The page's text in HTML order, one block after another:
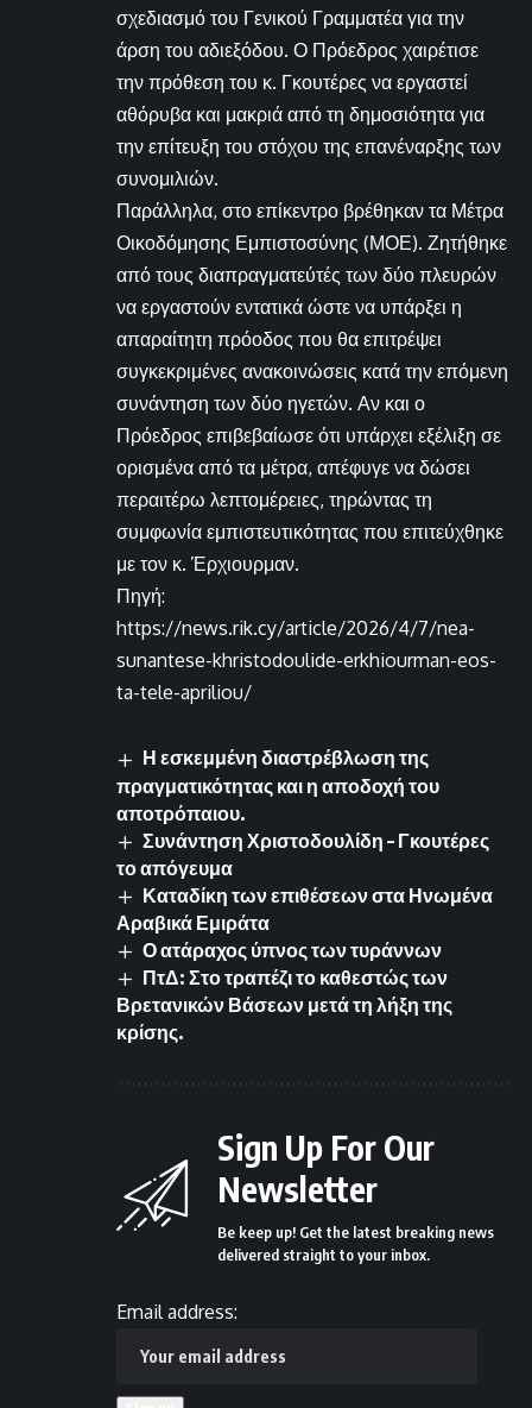
σχεδιασμό του Γενικού Γραμματέα για την
άρση του αδιεξόδου. Ο Πρόεδρος χαιρέτισε
την πρόθεση του κ. Γκουτέρες να εργαστεί
αθόρυβα και μακριά από τη δημοσιότητα για
την επίτευξη του στόχου της επανέναρξης των
συνομιλιών.
Παράλληλα, στο επίκεντρο βρέθηκαν τα Μέτρα
Οικοδόμησης Εμπιστοσύνης (ΜΟΕ). Ζητήθηκε
από τους διαπραγματεύτές των δύο πλευρών
να εργαστούν εντατικά ώστε να υπάρξει η
απαραίτητη πρόοδος που θα επιτρέψει
συγκεκριμένες ανακοινώσεις κατά την επόμενη
συνάντηση των δύο ηγετών. Αν και ο
Πρόεδρος επιβεβαίωσε ότι υπάρχει εξέλιξη σε
ορισμένα από τα μέτρα, απέφυγε να δώσει
περαιτέρω λεπτομέρειες, τηρώντας τη
συμφωνία εμπιστευτικότητας που επιτεύχθηκε
με τον κ. Έρχιουρμαν.
Πηγή:
https://news.rik.cy/article/2026/4/7/nea-
sunantese-khristodoulide-erkhiourman-eos-
ta-tele-apriliou/
Η εσκεμμένη διαστρέβλωση της
πραγματικότητας και η αποδοχή του
αποτρόπαιου.
Συνάντηση Χριστοδουλίδη – Γκουτέρες
το απόγευμα
Καταδίκη των επιθέσεων στα Ηνωμένα
Αραβικά Εμιράτα
Ο ατάραχος ύπνος των τυράννων
ΠτΔ: Στο τραπέζι το καθεστώς των
Βρετανικών Βάσεων μετά τη λήξη της
κρίσης.
Sign Up For Our
Newsletter
Be keep up! Get the latest breaking news
delivered straight to your inbox.
Email address: